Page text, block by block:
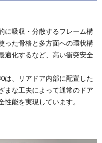
に吸収・分散するフレーム構
った骨格と多方面への環状構
適化するなど、高い衝突安全
は、リアドア内部に配置した
まな工夫によって通常のドア
能を実現しています。